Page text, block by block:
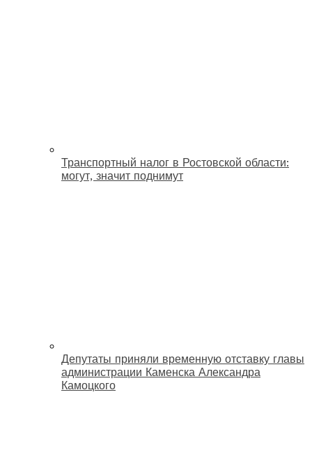
Транспортный налог в Ростовской области:
могут, значит поднимут
Депутаты приняли временную отставку главы
администрации Каменска Александра
Камоцкого